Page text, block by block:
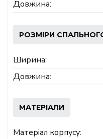
Довжина:
РОЗМІРИ
Ширина:
Довжина:
МАТЕРІАЛИ
Матеріал корпусу: